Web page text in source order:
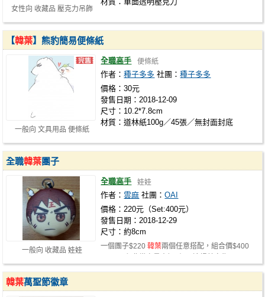
女性向 收藏品 壓克力吊飾
一般向 文具用品 便條紙
【韓葉】熊豹簡易便條紙
全職高手 便條紙
作者：種子多多 社團：種子多多
價格：30元
發售日期：2018-12-09
尺寸：10.2*7.8cm
材質：道林紙100g／45張／無封面封底
一般向 收藏品 娃娃
全職韓葉團子
全職高手 娃娃
作者：雲麻 社團：OAI
價格：220元（Set:400元）
發售日期：2018-12-29
尺寸：約8cm
一個團子$220韓葉兩個任意搭配，組合價$400
韓葉萬聖節徽章